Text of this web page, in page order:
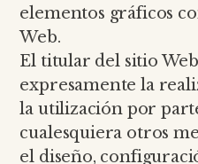
elementos gráficos
Web.
El titular del sitio
expresamente la
la utilización por
cualesquiera otros
el diseño,